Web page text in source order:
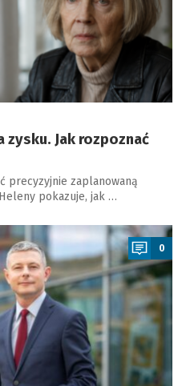
Jak rozpoznać
precyzyjnie zaplanowaną
pokazuje, jak …
0